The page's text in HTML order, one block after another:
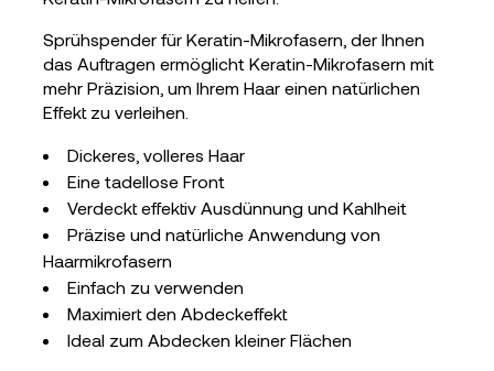
Sprühspender für Keratin-Mikrofasern, der Ihnen
das Auftragen ermöglicht Keratin-Mikrofasern mit
mehr Präzision, um Ihrem Haar einen natürlichen
Effekt zu verleihen.
Dickeres, volleres Haar
Eine tadellose Front
Verdeckt effektiv Ausdünnung und Kahlheit
Präzise und natürliche Anwendung von
Haarmikrofasern
Einfach zu verwenden
Maximiert den Abdeckeffekt
Ideal zum Abdecken kleiner Flächen